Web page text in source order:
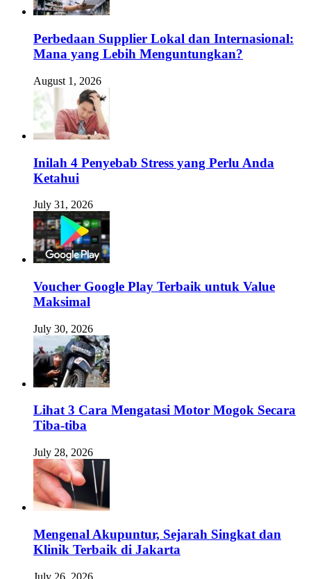
Perbedaan Supplier Lokal dan Internasional:
Mana yang Lebih Menguntungkan?
August 1, 2026
Inilah 4 Penyebab Stress yang Perlu Anda
Ketahui
July 31, 2026
Voucher Google Play Terbaik untuk Value
Maksimal
July 30, 2026
Lihat 3 Cara Mengatasi Motor Mogok Secara
Tiba-tiba
July 28, 2026
Mengenal Akupuntur, Sejarah Singkat dan
Klinik Terbaik di Jakarta
July 26, 2026